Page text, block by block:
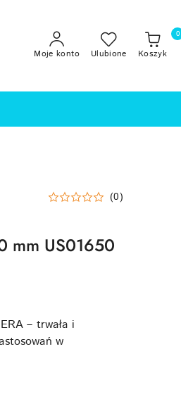
Moje konto Ulubione Koszyk
0
(0)
mm US01650
– trwała i
w